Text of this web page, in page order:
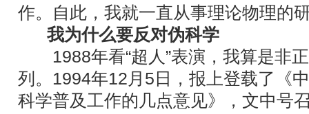
作。自此，我就一直从事理论物理的
我为什么要反对伪科学
1988年看“超人”表演，我算是非
列。1994年12月5日，报上登载了《
科学普及工作的几点意见》，文中号